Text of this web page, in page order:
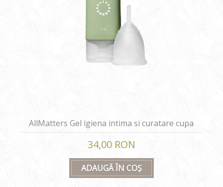
ADAUGĂ ÎN COȘ
AllMatters Gel igiena intima si curatare cupa
menstruala 2in1 75 ml
34,00 RON